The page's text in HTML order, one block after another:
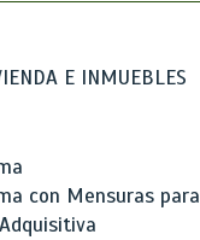
E INMUEBLES
con Mensuras para